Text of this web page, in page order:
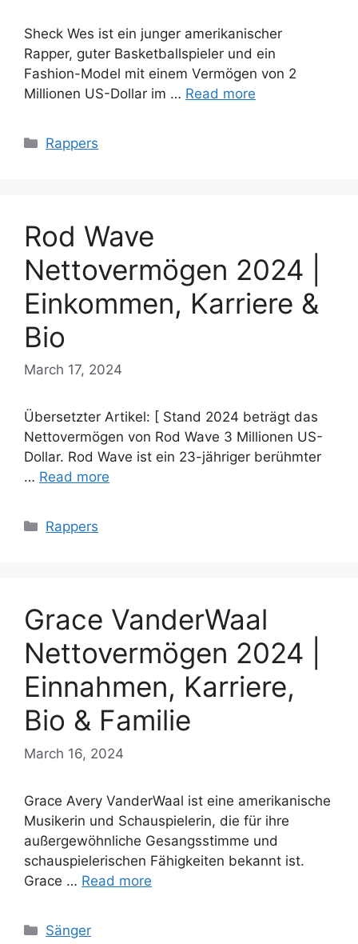
Sheck Wes ist ein junger amerikanischer
Rapper, guter Basketballspieler und ein
Fashion-Model mit einem Vermögen von 2
Millionen US-Dollar im … Read more
Categories
Rappers
Rod Wave
Nettovermögen 2024 |
Einkommen, Karriere &
Bio
March 17, 2024
Übersetzter Artikel: [ Stand 2024 beträgt das
Nettovermögen von Rod Wave 3 Millionen US-
Dollar. Rod Wave ist ein 23-jähriger berühmter
… Read more
Categories
Rappers
Grace VanderWaal
Nettovermögen 2024 |
Einnahmen, Karriere,
Bio & Familie
March 16, 2024
Grace Avery VanderWaal ist eine amerikanische
Musikerin und Schauspielerin, die für ihre
außergewöhnliche Gesangsstimme und
schauspielerischen Fähigkeiten bekannt ist.
Grace … Read more
Categories
Sänger